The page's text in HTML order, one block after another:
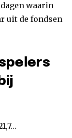
waarin
uit de fondsen